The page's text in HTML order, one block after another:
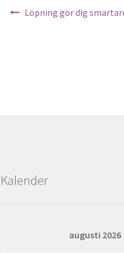
Löpning gör dig
Kalender
augusti 2026